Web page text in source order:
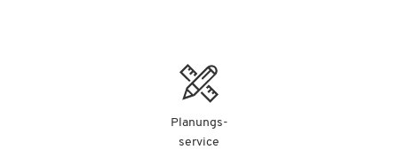
Planungs-
service